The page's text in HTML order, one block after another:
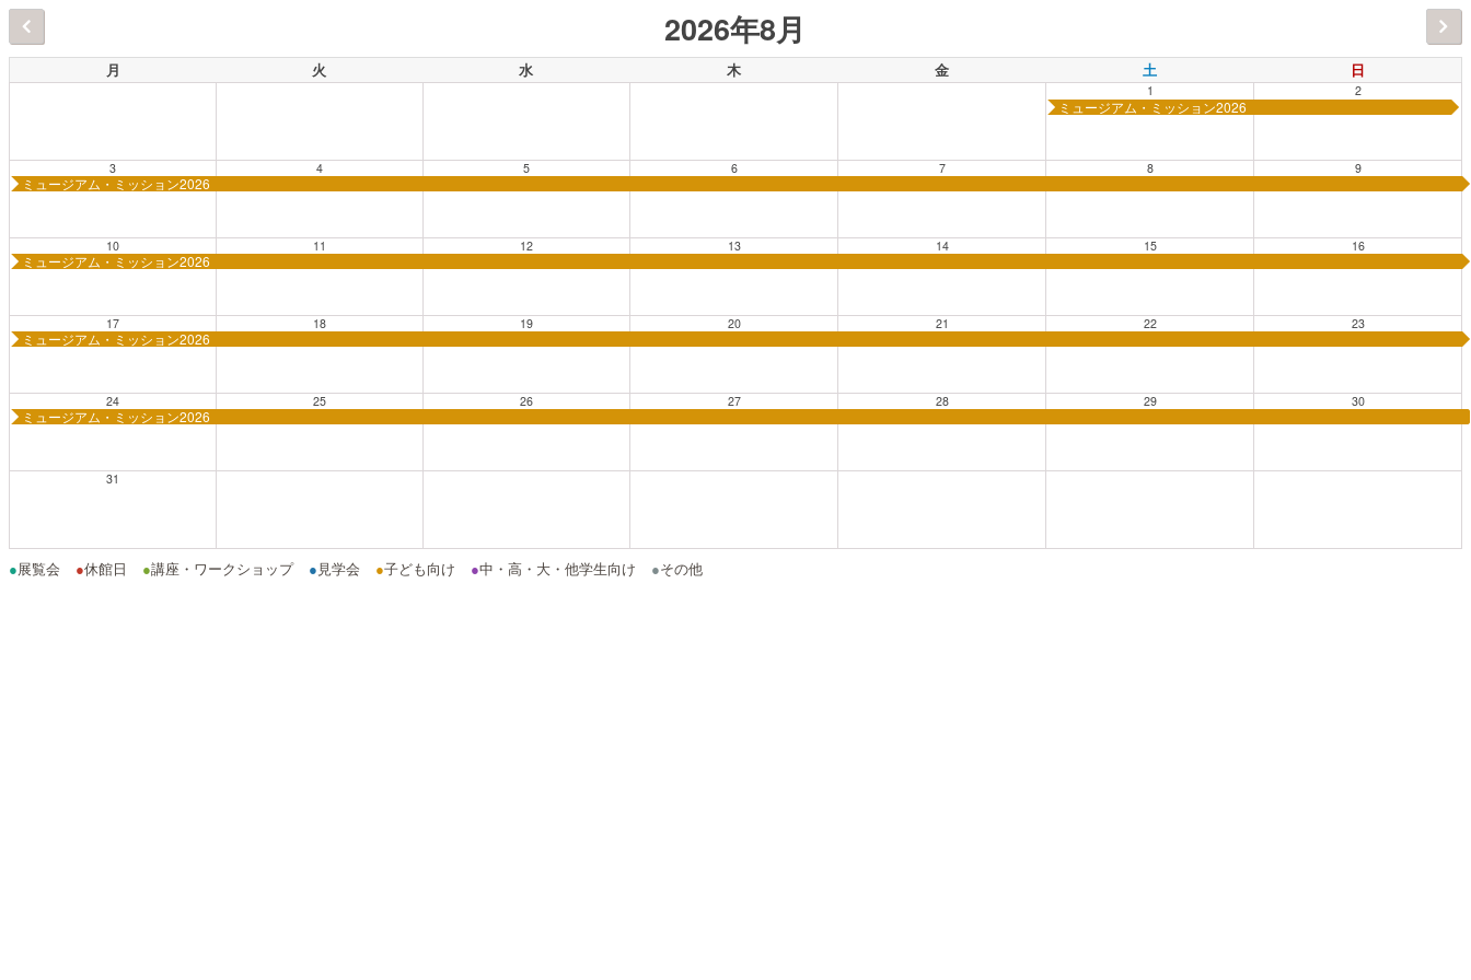
2026年8月
月 火 水 木 金 土 日
1
ミュージアム・ミッション2026
2
3
ミュージアム・ミッション2026
4 5 6 7 8 9
10
ミュージアム・ミッション2026
11 12 13 14 15 16
17
ミュージアム・ミッション2026
18 19 20 21 22 23
24
ミュージアム・ミッション2026
25 26 27 28 29 30
31
●展覧会 ●休館日 ●講座・ワークショップ ● 見学会 ●子ども向け ●中・高・大・他学生向け ●その他